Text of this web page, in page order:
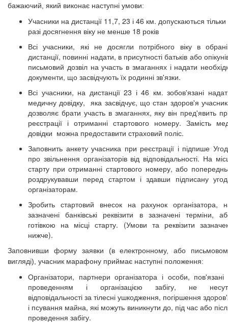
бажаючий, який виконає наступні умови:
Учасники на дистанції 11,7, 23 і 46 км. допускаються тільки
разі досягнення віку не менше 18 років
Всі учасники, які не досягли потрібного віку в
дистанції, повинні надати, в присутності батьків або
письмовий дозвіл на участь в змаганнях і надати
документи, що засвідчують їх родинні зв'язки.
Всі учасники, на дистанції23 і 46 км.зобов'язані
медичну довідку, яка засвідчує, що стан здоров'я
дозволяє брати участь в змаганнях, яку він пред'явить
реєстрації і отриманні стартового номеру. Замість
довідки можна предоставити страховий поліс.
Заповнить анкету учасника при реєстрації і підпише
про звільнення організаторів від відповідальності. На
старту при отриманні стартового номеру, або
роздрукувавши перед стартом і здавши підписану
організаторам.
Зробить стартовий внесок на рахунок організатора,
зазначені банківські реквізити в зазначені терміни,
готівкою на місці старту. (Умови та реквізити
нижче).
Заповнивши форму заявки (в електронному, або
вигляді), учасник марафону приймає наступні положення:
Організатори, партнери організатора і особи, пов'язані
проведенням і організацією забігу, не
відповідальності за тілесні ушкодження, погіршення
і псування майна, які можуть виникнути до, під час або
проведення забігу.